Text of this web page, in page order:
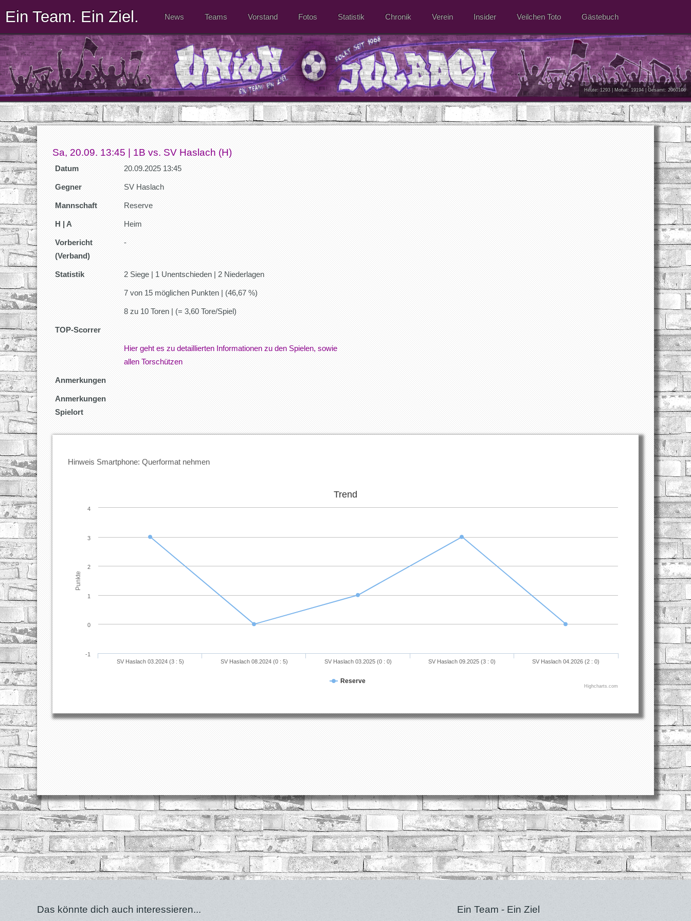
Ein Team. Ein Ziel. News Teams Vorstand Fotos Statistik Chronik Verein Insider Veilchen Toto Gästebuch
Heute: 1293 | Monat: 19194 | Gesamt: 2060106
Sa, 20.09. 13:45 | 1B vs. SV Haslach (H)
Datum 20.09.2025 13:45
Gegner SV Haslach
Mannschaft Reserve
H | A Heim
Vorbericht
(Verband)
-
Statistik 2 Siege | 1 Unentschieden | 2 Niederlagen
7 von 15 möglichen Punkten | (46,67 %)
8 zu 10 Toren | (= 3,60 Tore/Spiel)
TOP-Scorrer
Hier geht es zu detaillierten Informationen zu den Spielen, sowie
allen Torschützen
Anmerkungen
Anmerkungen
Spielort
Hinweis Smartphone: Querformat nehmen
Punkte
Trend
Reserve
SV Haslach 03.2024 (3 : 5) SV Haslach 08.2024 (0 : 5) SV Haslach 03.2025 (0 : 0) SV Haslach 09.2025 (3 : 0) SV Haslach 04.2026 (2 : 0)
0
1
2
3
-1
4
Highcharts.com
Das könnte dich auch interessieren... Ein Team - Ein Ziel